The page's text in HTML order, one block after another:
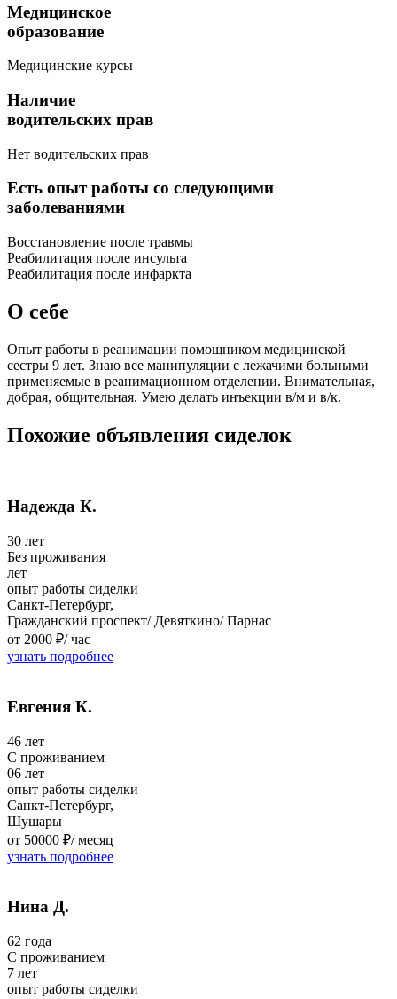
Медицинское
образование
Медицинские курсы
Наличие
водительских прав
Нет водительских прав
Есть опыт работы со следующими
заболеваниями
Восстановление после травмы
Реабилитация после инсульта
Реабилитация после инфаркта
О себе
Опыт работы в реанимации помощником медицинской
сестры 9 лет. Знаю все манипуляции с лежачими больными
применяемые в реанимационном отделении. Внимательная,
добрая, общительная. Умею делать инъекции в/м и в/к.
Похожие объявления сиделок
Надежда К.
30 лет
Без проживания
лет
опыт работы сиделки
Санкт-Петербург,
Гражданский проспект/ Девяткино/ Парнас
от 2000 ₽/час
узнать подробнее
Евгения К.
46 лет
C проживанием
06 лет
опыт работы сиделки
Санкт-Петербург,
Шушары
от 50000 ₽/месяц
узнать подробнее
Нина Д.
62 года
C проживанием
7 лет
опыт работы сиделки